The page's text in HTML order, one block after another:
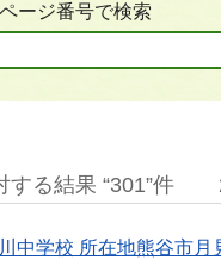
ページ番号で検索
する結果 “301”件
中学校 所在地熊谷市